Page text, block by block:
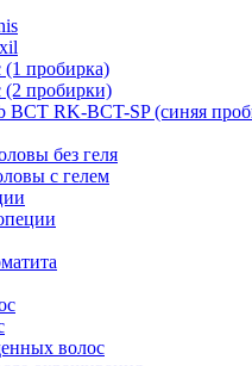
(1 пробирка)
(2 пробирки)
BCT RK-BCT-SP (синяя
без геля
с гелем
волос